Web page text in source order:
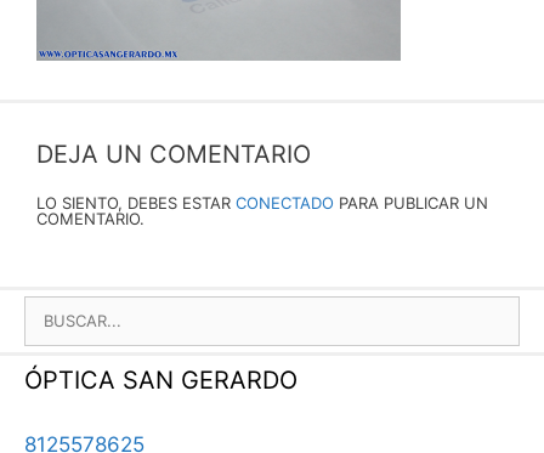
DEJA UN COMENTARIO
LO SIENTO, DEBES ESTAR CONECTADO PARA PUBLICAR UN
COMENTARIO.
BUSCAR:
ÓPTICA SAN GERARDO
8125578625